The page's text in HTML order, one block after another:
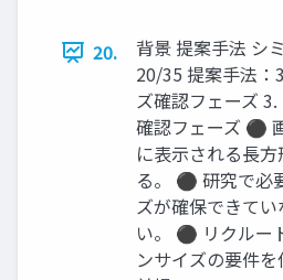
20.
背景 提案手法 シ
20/35 提案手法：
ズ確認フェーズ
確認フェーズ ⚫
に表示される長
る。 ⚫ 研究で必
ズが確保できて
い。 ⚫ リクルー
ンサイズの要件